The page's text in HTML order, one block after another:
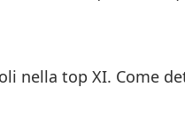
nella top XI. Come